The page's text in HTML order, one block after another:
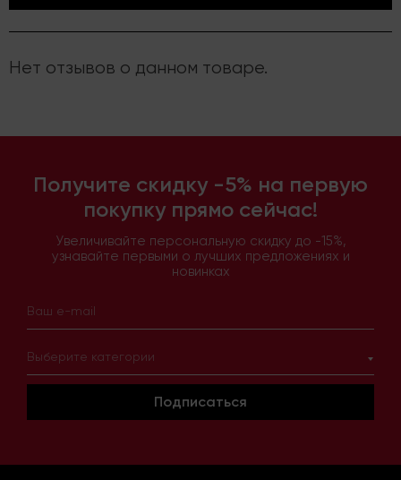
Нет отзывов о данном товаре.
Получите скидку -5% на первую
покупку прямо сейчас!
Увеличивайте персональную скидку до -15%,
узнавайте первыми о лучших предложениях и
новинках
Выберите категории
Подписаться